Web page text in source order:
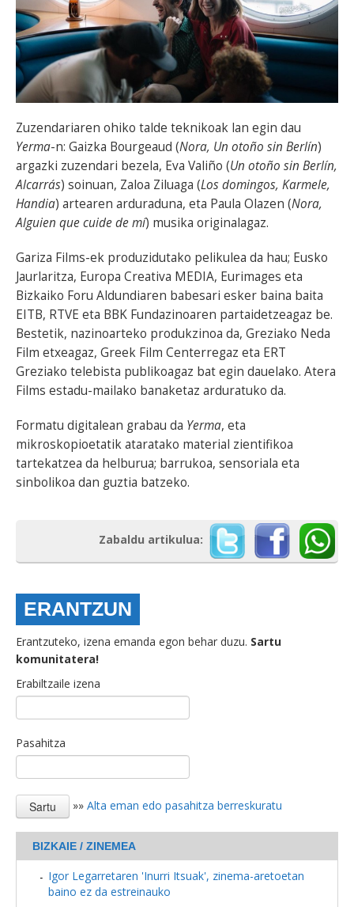
Zuzendariaren ohiko talde teknikoak lan egin dau
Yerma-n: Gaizka Bourgeaud (Nora, Un otoño sin Berlín)
argazki zuzendari bezela, Eva Valiño (Un otoño sin Berlín,
Alcarrás) soinuan, Zaloa Ziluaga (Los domingos, Karmele,
Handia) artearen arduraduna, eta Paula Olazen (Nora,
Alguien que cuide de mí) musika originalagaz.
Gariza Films-ek produzidutako pelikulea da hau; Eusko
Jaurlaritza, Europa Creativa MEDIA, Eurimages eta
Bizkaiko Foru Aldundiaren babesari esker baina baita
EITB, RTVE eta BBK Fundazinoaren partaidetzeagaz be.
Bestetik, nazinoarteko produkzinoa da, Greziako Neda
Film etxeagaz, Greek Film Centerregaz eta ERT
Greziako telebista publikoagaz bat egin dauelako. Atera
Films estadu-mailako banaketaz arduratuko da.
Formatu digitalean grabau da Yerma, eta
mikroskopioetatik ataratako material zientifikoa
tartekatzea da helburua; barrukoa, sensoriala eta
sinbolikoa dan guztia batzeko.
Zabaldu artikulua:
ERANTZUN
Erantzuteko, izena emanda egon behar duzu. Sartu
komunitatera!
Erabiltzaile izena
Pasahitza
»» Alta eman edo pasahitza berreskuratu
BIZKAIE / ZINEMEA
Igor Legarretaren 'Inurri Itsuak', zinema-aretoetan
baino ez da estreinauko